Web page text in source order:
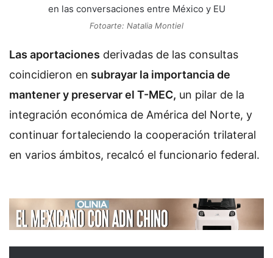
Fotoarte: Natalia Montiel
Las aportaciones derivadas de las consultas
coincidieron en subrayar la importancia de
mantener y preservar el T-MEC, un pilar de la
integración económica de América del Norte, y
continuar fortaleciendo la cooperación trilateral
en varios ámbitos, recalcó el funcionario federal.